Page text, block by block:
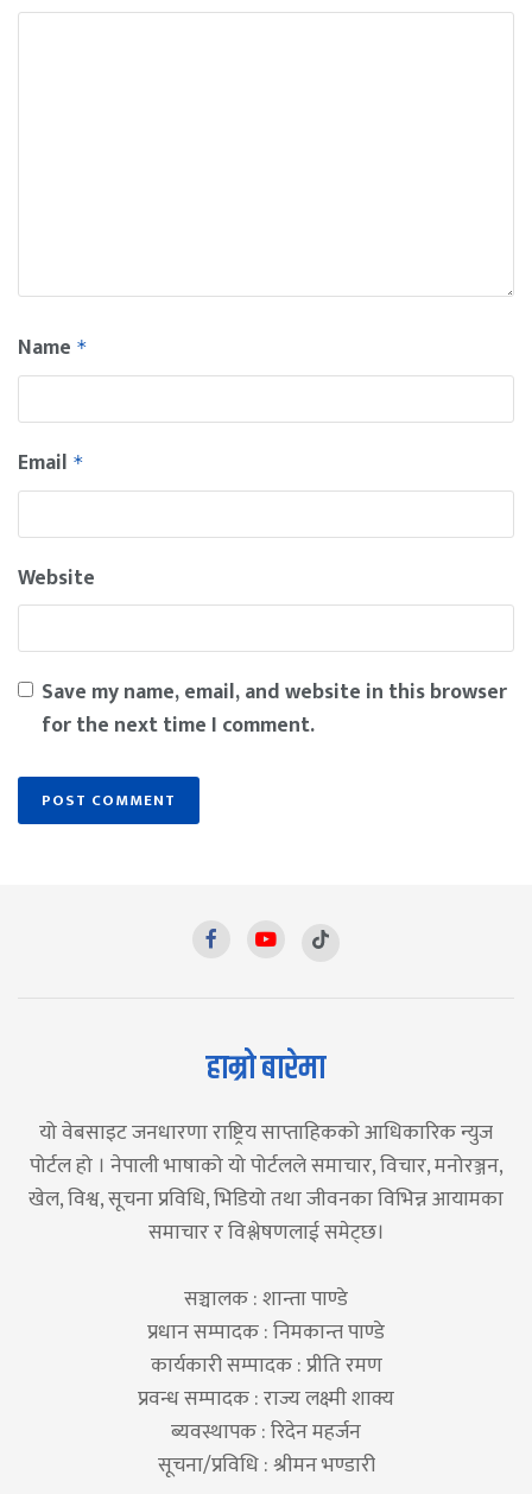
Name *
Email *
Website
Save my name, email, and website in this browser
for the next time I comment.
हाम्रो बारेमा
यो वेबसाइट जनधारणा राष्ट्रिय साप्ताहिकको आधिकारिक न्युज
पोर्टल हो । नेपाली भाषाको यो पोर्टलले समाचार, विचार, मनोरञ्जन,
खेल, विश्व, सूचना प्रविधि, भिडियो तथा जीवनका विभिन्न आयामका
समाचार र विश्लेषणलाई समेट्छ।
सञ्चालक : शान्ता पाण्डे
प्रधान सम्पादक : निमकान्त पाण्डे
कार्यकारी सम्पादक : प्रीति रमण
प्रवन्ध सम्पादक : राज्य लक्ष्मी शाक्य
ब्यवस्थापक : रिदेन महर्जन
सूचना/प्रविधि : श्रीमन भण्डारी